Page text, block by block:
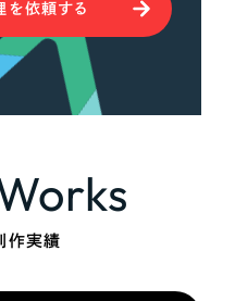
を依頼する
作実績